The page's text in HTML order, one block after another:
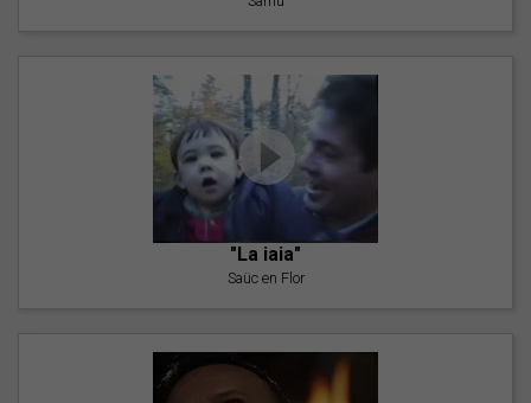
"La iaia"
Saüc en Flor